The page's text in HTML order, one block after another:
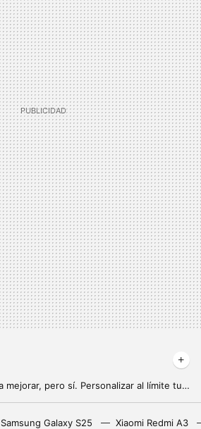
Parecía que no podía mejorar, pero sí. Personalizar al límite tu Samsung Galaxy con Good Lock ahora es mucho más rápido
Samsung Galaxy S25 Xiaomi Redmi A3